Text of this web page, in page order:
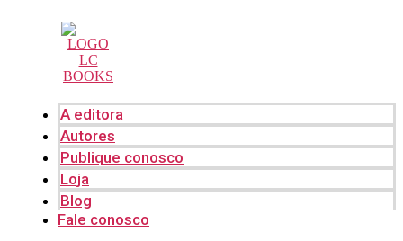
A editora
Autores
Publique conosco
Loja
Blog
Fale conosco